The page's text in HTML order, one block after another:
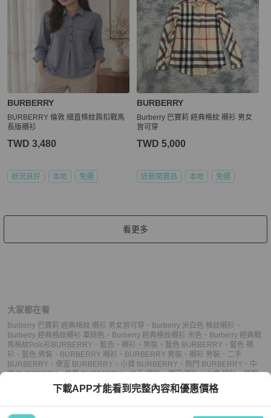
BURBERRY
BURBERRY 倫敦 細直條紋肩扣戰馬
長版襯衫
TWD 3,480
狀況良好 本地 免運
BURBERRY
Burberry 巴寶莉 經典格紋 襯衫 男女
皆可穿
TWD 5,000
近新閒置品 本地 免運
看更多
大家都在看
Burberry 巴寶莉 經典格紋 襯衫 男女皆可穿 、 Burberry 米白色 格紋襯衫 、
Burberry 經典格紋襯衫 軍綠色 、 Burberry 經典格紋襯衫 米色 、 Burberry 經典戰
馬格紋Polo衫BURBERRY 、 藍色 、 襯衫 、 男裝 、 藍色 BURBERRY 、 藍色 襯
衫 、 藍色 男裝 、 BURBERRY 襯衫 、 BURBERRY 男裝 、 襯衫 男裝 、 二手
BURBERRY 、 便宜 BURBERRY 、 小資 BURBERRY 、 熱門 BURBERRY 、 中
古 BURBERRY、推薦 BURBERRY、二手 襯衫、便宜 襯衫、小資 襯衫、熱門
中古 襯衫、推薦 襯衫 、二手 男裝、便宜 男裝、小資 男裝、
推薦 男裝
下載APP才能看到完整內容和優惠價格